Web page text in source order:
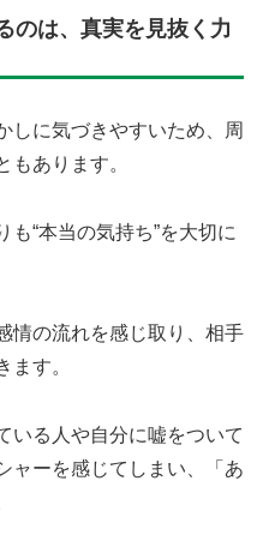
のは、真実を見抜く力
しに気づきやすいため、周
もあります。
も“本当の気持ち”を大切に
情の流れを感じ取り、相手
ます。
いる人や自分に嘘をついて
ャーを感じてしまい、「あ